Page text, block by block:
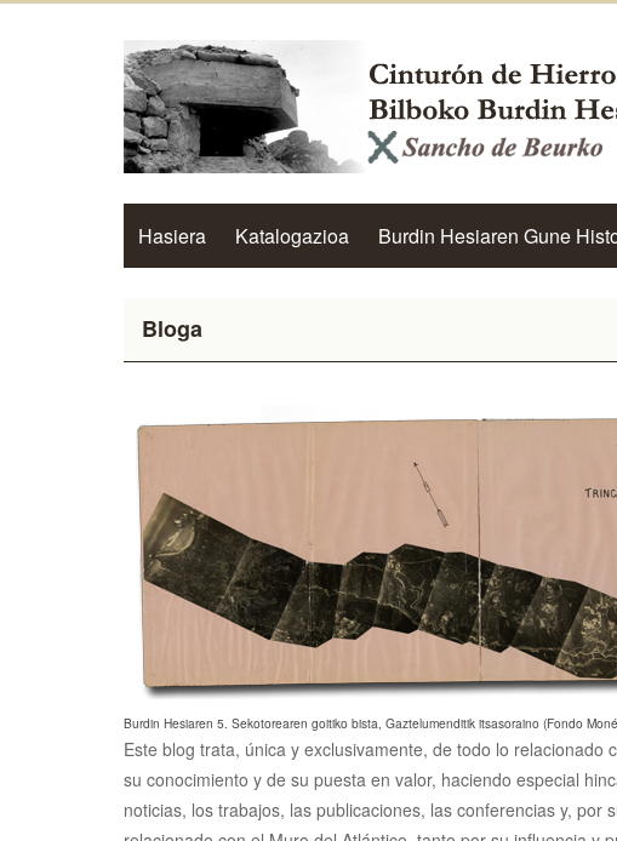
Hasiera Katalogazioa Burdin Hesiaren Gune
Bloga
Burdin Hesiaren 5. Sekotorearen goitiko bista, Gaztelumenditik itsasoraino (Fondo
Este blog trata, única y exclusivamente, de todo lo
su conocimiento y de su puesta en valor, haciendo especial
noticias, los trabajos, las publicaciones, las conferencias y,